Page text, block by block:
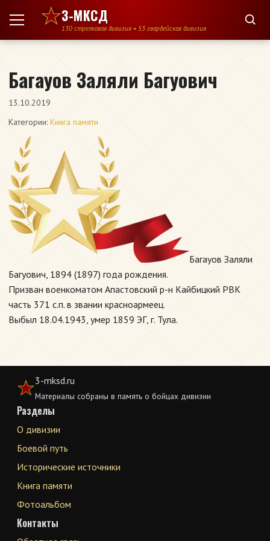
Перейти к содержимому
3-МКСД
130 стрелковая дивизия • 53 гвардейская дивизия
Багауов Заляли Багуович
13.10.2019
Категории: Книга памяти
Багауов Заляли
Багуович, 1894 (1897) года рождения.
Призван военкоматом Апастовский р-н Кайбицкий РВК
часть 371 с.п. в звании красноармеец.
Выбыл 18.04.1943, умер 1859 ЭГ, г. Тула.
3-mksd.ru
Материалы собраны в память о бойцах дивизии
Разделы
О дивизии
Боевой путь
Исторические источники
Книга памяти
Фотоальбом
Контакты